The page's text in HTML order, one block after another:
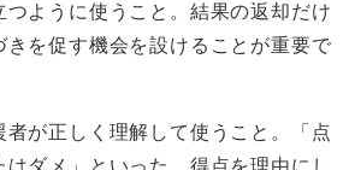
ように使うこと。結果の返却だけ
きを促す機会を設けることが重要で
が正しく理解して使うこと。「点